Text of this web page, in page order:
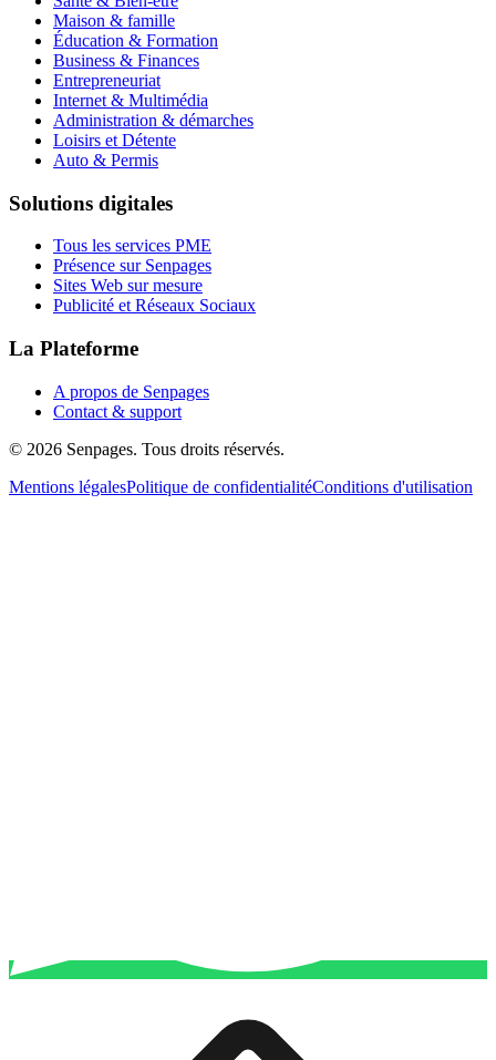
Maison & famille
Éducation & Formation
Business & Finances
Entrepreneuriat
Internet & Multimédia
Administration & démarches
Loisirs et Détente
Auto & Permis
Solutions digitales
Tous les services PME
Présence sur Senpages
Sites Web sur mesure
Publicité et Réseaux Sociaux
La Plateforme
A propos de Senpages
Contact & support
© 2026 Senpages. Tous droits réservés.
Mentions légalesPolitique de confidentialitéConditions d'utilisation